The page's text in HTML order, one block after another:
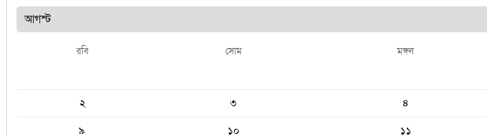
রবি সোম মঙ্গল
২
৩ ৪
৯
১০ ১১